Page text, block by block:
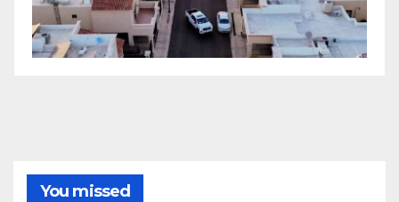
You missed